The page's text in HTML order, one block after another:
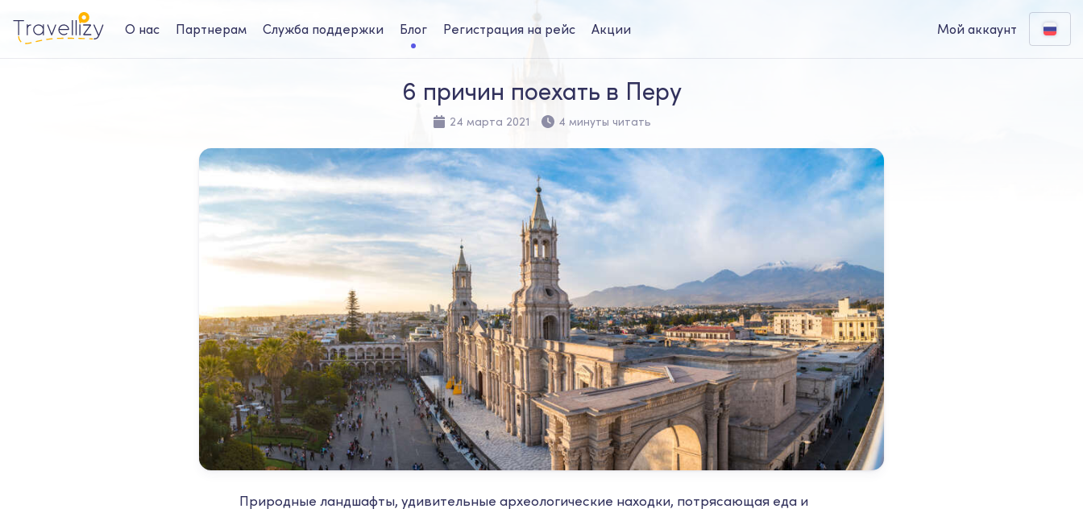
О нас Партнерам Служба поддержки Блог Регистрация на рейс Акции Мой аккаунт
6 причин поехать в Перу
24 марта 2021 4 минуты читать
Природные ландшафты, удивительные археологические находки, потрясающая еда и